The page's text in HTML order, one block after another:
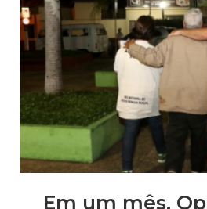
Em um mês,